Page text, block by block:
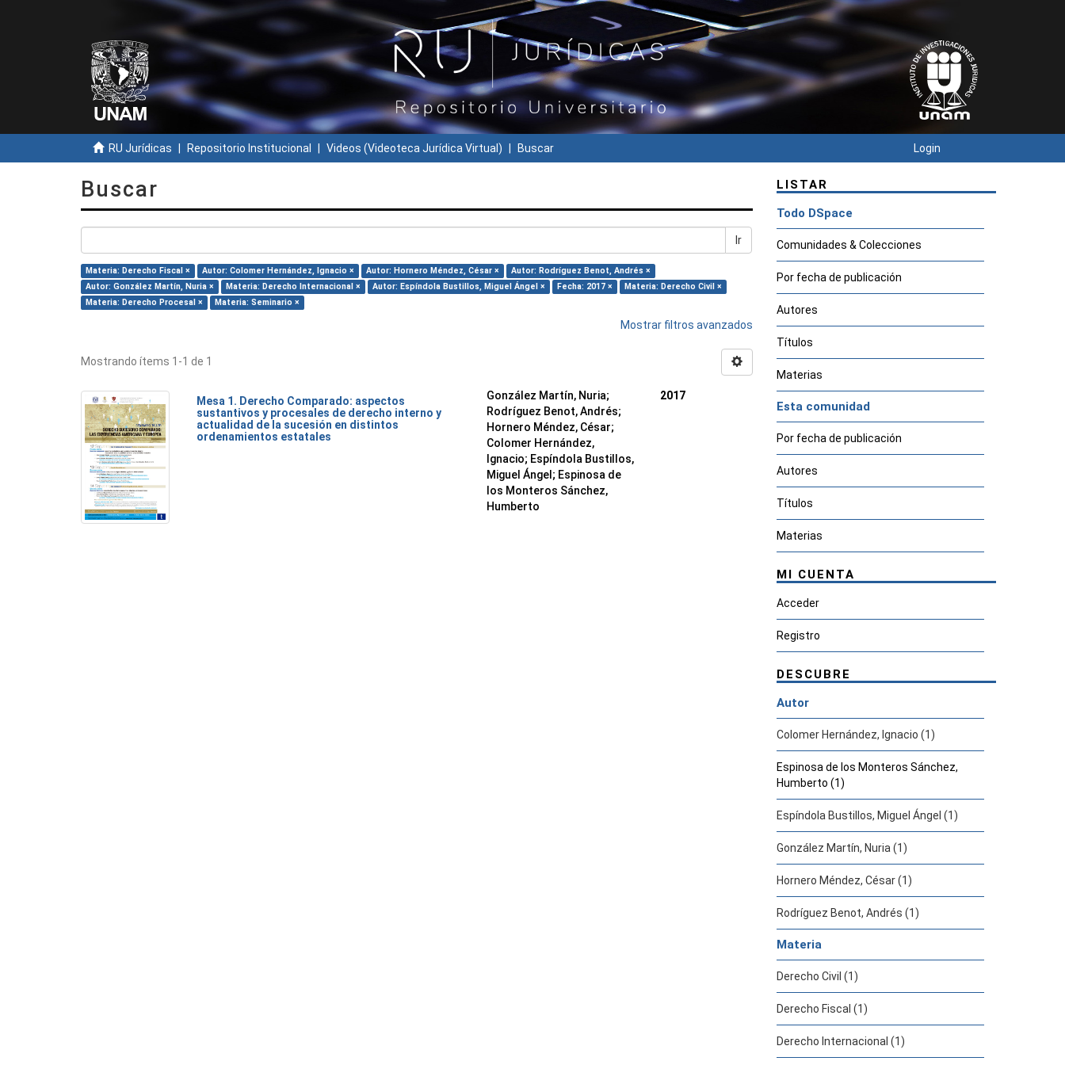
RU Jurídicas Repositorio Institucional Videos (Videoteca Jurídica Virtual) Buscar Login
Buscar
Ir
Materia: Derecho Fiscal × Autor: Colomer Hernández, Ignacio × Autor: Hornero Méndez, César ×
Autor: Rodríguez Benot, Andrés ×
Autor: González Martín, Nuria ×
Materia: Derecho Internacional × Autor: Espíndola Bustillos, Miguel Ángel × Fecha: 2017 ×
Materia: Derecho Civil ×
Materia: Derecho Procesal ×
Materia: Seminario ×
Mostrar filtros avanzados
Mostrando ítems 1-1 de 1
Mesa 1. Derecho Comparado: aspectos
sustantivos y procesales de derecho interno y
actualidad de la sucesión en distintos
ordenamientos estatales
González Martín, Nuria;
Rodríguez Benot, Andrés;
Hornero Méndez, César;
Colomer Hernández,
Ignacio; Espíndola Bustillos,
Miguel Ángel ; Espinosa de
los Monteros Sánchez,
Humberto
2017
LISTAR
Todo DSpace
Comunidades & Colecciones
Por fecha de publicación
Autores
Títulos
Materias
Esta comunidad
Por fecha de publicación
Autores
Títulos
Materias
MI CUENTA
Acceder
Registro
DESCUBRE
Autor
Colomer Hernández, Ignacio (1)
Espinosa de los Monteros Sánchez,
Humberto (1)
Espíndola Bustillos, Miguel Ángel (1)
González Martín, Nuria (1)
Hornero Méndez, César (1)
Rodríguez Benot, Andrés (1)
Materia
Derecho Civil (1)
Derecho Fiscal (1)
Derecho Internacional (1)